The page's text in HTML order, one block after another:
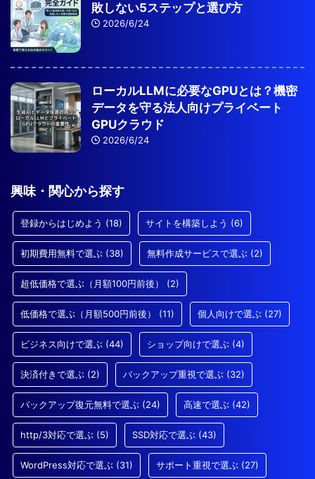
敗しない5ステップと選び方
2026/6/24
ローカルLLMに必要なGPUとは？機密
データを守る法人向けプライベート
GPUクラウド
2026/6/24
興味・関心から探す
登録からはじめよう (18) サイトを構築しよう (6)
初期費用無料で選ぶ (38) 無料作成サービスで選ぶ (2)
超低価格で選ぶ（月額100円前後） (2)
低価格で選ぶ（月額500円前後） (11) 個人向けで選ぶ (27)
ビジネス向けで選ぶ (44) ショップ向けで選ぶ (4)
決済付きで選ぶ (2) バックアップ重視で選ぶ (32)
バックアップ復元無料で選ぶ (24) 高速で選ぶ (42)
http/3対応で選ぶ (5) SSD対応で選ぶ (43)
WordPress対応で選ぶ (31) サポート重視で選ぶ (27)